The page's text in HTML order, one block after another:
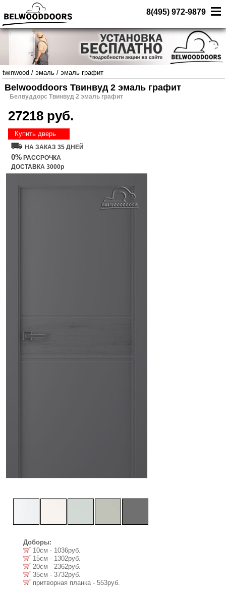
8(495) 972-9879
twinwood / эмаль / эмаль графит
Belwooddoors Твинвуд 2 эмаль графит
Белвуддорс Твинвуд 2 эмаль графит
27218 руб.
Купить дверь
НА ЗАКАЗ 35 ДНЕЙ
0% РАССРОЧКА
ДОСТАВКА 3000р
Доборы:
10см - 1036руб.
15см - 1302руб.
20см - 2362руб.
35см - 3732руб.
притворная планка - 553руб.